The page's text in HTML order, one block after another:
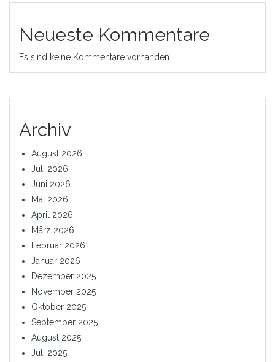
Neueste Kommentare
Es sind keine Kommentare vorhanden.
Archiv
August 2026
Juli 2026
Juni 2026
Mai 2026
April 2026
März 2026
Februar 2026
Januar 2026
Dezember 2025
November 2025
Oktober 2025
September 2025
August 2025
Juli 2025